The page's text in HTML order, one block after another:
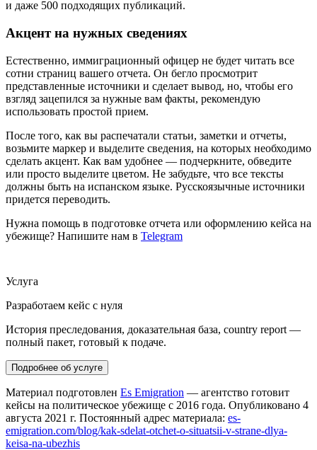
и даже 500 подходящих публикаций.
Акцент на нужных сведениях
Естественно, иммиграционный офицер не будет читать все
сотни страниц вашего отчета. Он бегло просмотрит
представленные источники и сделает вывод, но, чтобы его
взгляд зацепился за нужные вам факты, рекомендую
использовать простой прием.
После того, как вы распечатали статьи, заметки и отчеты,
возьмите маркер и выделите сведения, на которых необходимо
сделать акцент. Как вам удобнее — подчеркните, обведите
или просто выделите цветом. Не забудьте, что все тексты
должны быть на испанском языке. Русскоязычные источники
придется переводить.
Нужна помощь в подготовке отчета или оформлению кейса на
убежище? Напишите нам в Telegram
Услуга
Разработаем кейс с нуля
История преследования, доказательная база, country report —
полный пакет, готовый к подаче.
Подробнее об услуге
Материал подготовлен Es Emigration — агентство готовит
кейсы на политическое убежище с 2016 года. Опубликовано 4
августа 2021 г. Постоянный адрес материала: es-
emigration.com/blog/kak-sdelat-otchet-o-situatsii-v-strane-dlya-
keisa-na-ubezhis